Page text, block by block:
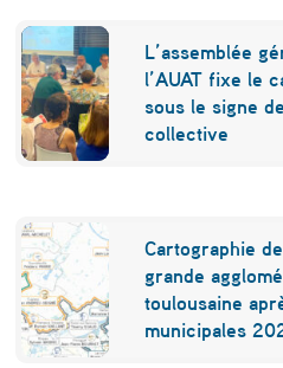
r
a
î
c
i
r
l
e
L’assemblée
l’AUAT fixe le
sous le signe
collective
Cartographie
grande
toulousaine
municipales